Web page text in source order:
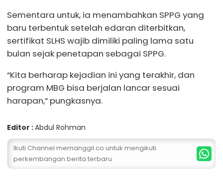
Sementara untuk, ia menambahkan SPPG yang
baru terbentuk setelah edaran diterbitkan,
sertifikat SLHS wajib dimiliki paling lama satu
bulan sejak penetapan sebagai SPPG.
“Kita berharap kejadian ini yang terakhir, dan
program MBG bisa berjalan lancar sesuai
harapan,” pungkasnya.
Editor :Abdul Rohman
Ikuti Channel memanggil.co untuk mengikuti
perkembangan berita terbaru